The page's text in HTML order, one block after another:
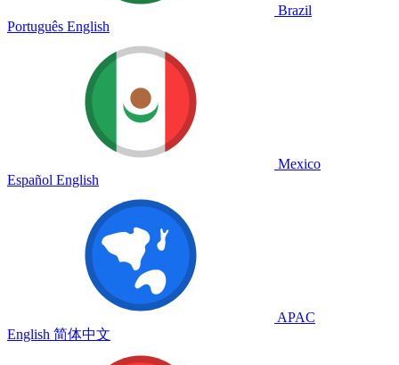
Brazil
Português English
Mexico
Español English
APAC
English 简体中文